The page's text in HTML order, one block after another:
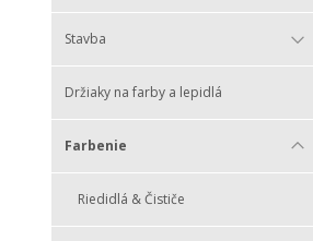
Stavba
Držiaky na farby a lepidlá
Farbenie
Riedidlá & Čističe